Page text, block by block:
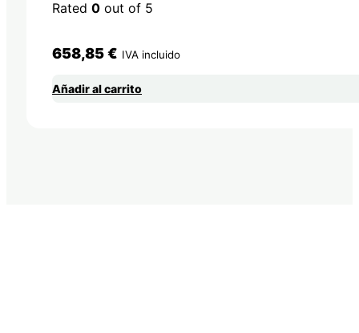
Rated 0 out of 5
658,85€ IVA incluido
Añadir al carrito